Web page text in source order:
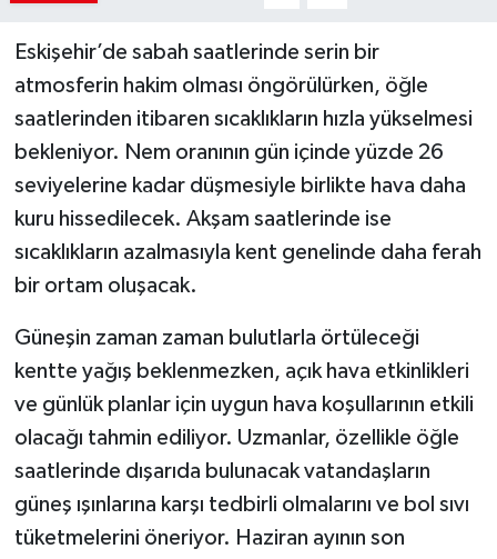
Eskişehir’de sabah saatlerinde serin bir
atmosferin hakim olması öngörülürken, öğle
saatlerinden itibaren sıcaklıkların hızla yükselmesi
bekleniyor. Nem oranının gün içinde yüzde 26
seviyelerine kadar düşmesiyle birlikte hava daha
kuru hissedilecek. Akşam saatlerinde ise
sıcaklıkların azalmasıyla kent genelinde daha ferah
bir ortam oluşacak.
Güneşin zaman zaman bulutlarla örtüleceği
kentte yağış beklenmezken, açık hava etkinlikleri
ve günlük planlar için uygun hava koşullarının etkili
olacağı tahmin ediliyor. Uzmanlar, özellikle öğle
saatlerinde dışarıda bulunacak vatandaşların
güneş ışınlarına karşı tedbirli olmalarını ve bol sıvı
tüketmelerini öneriyor. Haziran ayının son